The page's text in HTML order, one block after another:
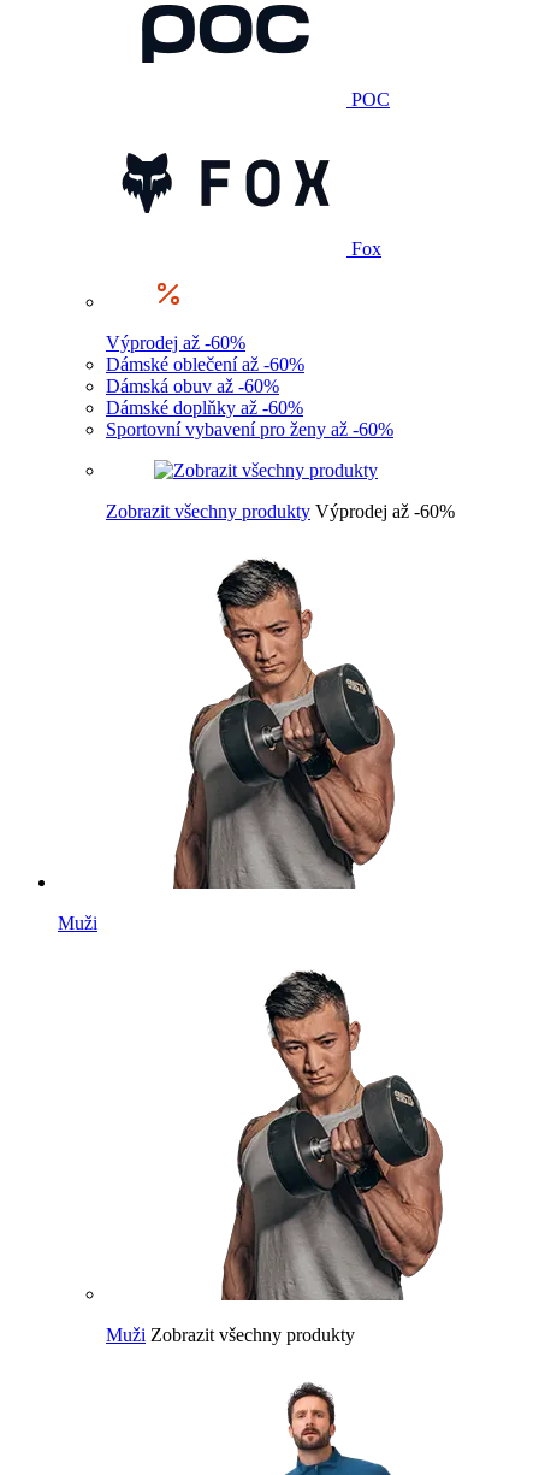
POC
Fox
Výprodej až -60%
Dámské oblečení až -60%
Dámská obuv až -60%
Dámské doplňky až -60%
Sportovní vybavení pro ženy až -60%
Zobrazit všechny produkty Výprodej až -60%
Muži
Muži Zobrazit všechny produkty